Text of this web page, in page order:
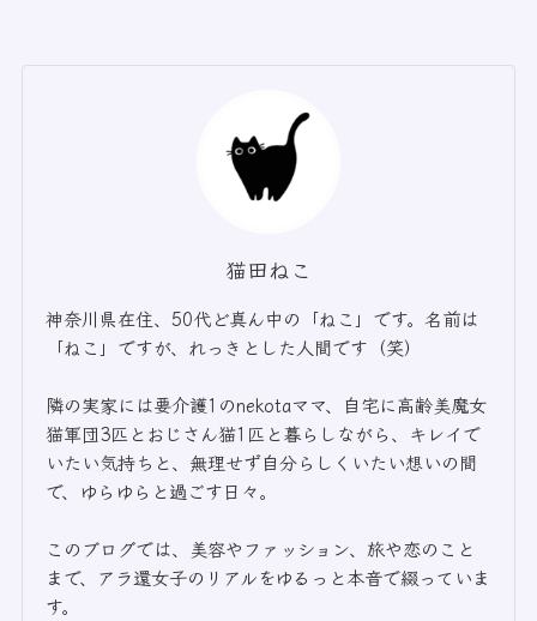
猫田ねこ
神奈川県在住、50代ど真ん中の「ねこ」です。名前は
「ねこ」ですが、れっきとした人間です（笑）
隣の実家には要介護1のnekotaママ、自宅に高齢美魔女
猫軍団3匹とおじさん猫1匹と暮らしながら、キレイで
いたい気持ちと、無理せず自分らしくいたい想いの間
で、ゆらゆらと過ごす日々。
このブログでは、美容やファッション、旅や恋のこと
まで、アラ還女子のリアルをゆるっと本音で綴っていま
す。